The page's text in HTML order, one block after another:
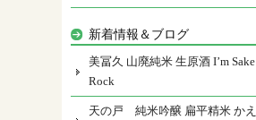
新着情報＆ブログ
美冨久 山廃純米 生原酒 I’m Sake
Rock
天の戸 純米吟醸 扁平精米 かえ